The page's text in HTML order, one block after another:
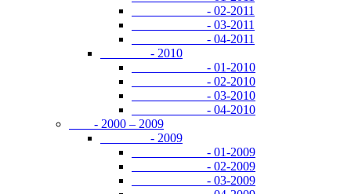
- 02-2011
- 03-2011
- 04-2011
- 2010
- 01-2010
- 02-2010
- 03-2010
- 04-2010
- 2000 – 2009
- 2009
- 01-2009
- 02-2009
- 03-2009